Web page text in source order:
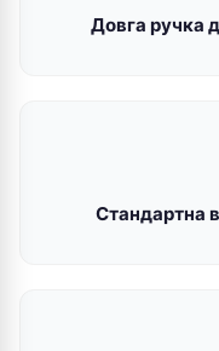
Довга ручка
Стандартна